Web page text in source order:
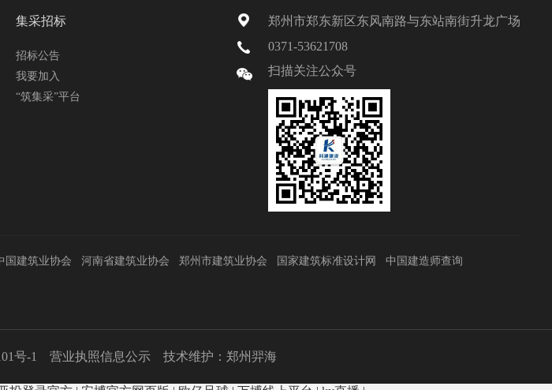
集采招标
招标公告
我要加入
“筑集采”平台
郑州市郑东新区东风南路与东站南街升龙广场
0371-53621708
扫描关注公众号
国建筑业协会 河南省建筑业协会 郑州市建筑业协会 国家建筑标准设计网
中国建造师查询
号-1 营业执照信息公示 技术维护： 郑州羿海